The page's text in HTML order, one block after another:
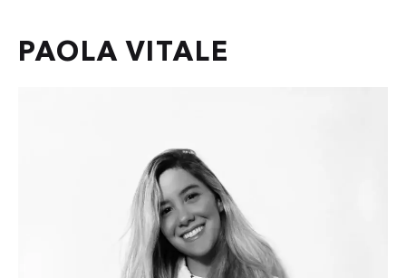
PAOLA VITALE